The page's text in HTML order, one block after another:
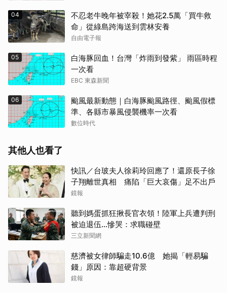
04
不忍老牛晚年被宰殺！她花2.5萬「買牛救
命」從綠島跨海送到雲林安養
自由電子報
05
白海豚回血！台灣「炸雨到發紫」 雨區時程
一次看
EBC 東森新聞
06
颱風最新動態｜白海豚颱風路徑、颱風假標
準、各縣市暴風侵襲機率一次看
數位時代
其他人也看了
快訊／台玻夫人徐莉玲回應了！還原長子徐
子翔離世真相 痛陷「巨大哀傷」足不出戶
鏡報
聽到媽蛋抓狂揪長官衣領！陸軍上兵遭判刑
被迫退伍…慘哭：求職碰壁
三立新聞網
慈濟被女律師騙走10.6億 她揭「輕易騙
錢」原因：靠超硬背景
鏡報